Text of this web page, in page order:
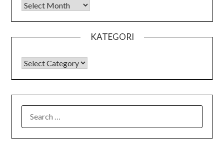
Arsip
KATEGORI
KATEGORI
FOR: